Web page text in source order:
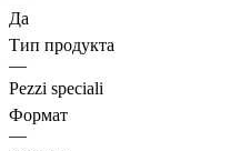
Да
Тип продукта
—
Pezzi speciali
Формат
—